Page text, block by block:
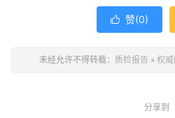
 赞(0)
未经允许不得转载： 质检报告 » 权
分享到